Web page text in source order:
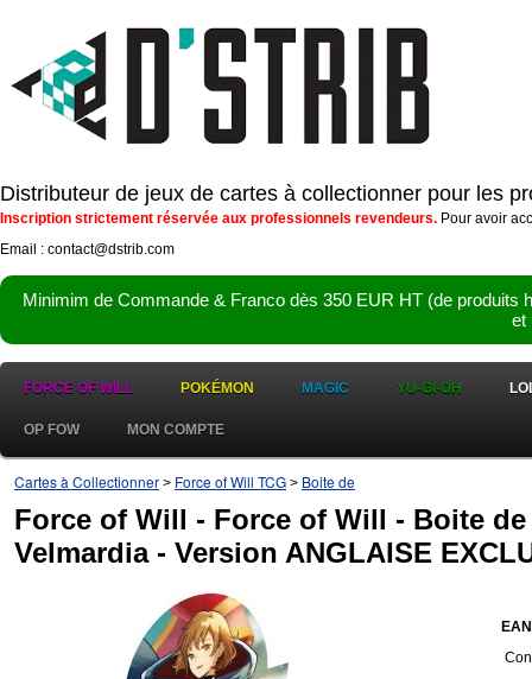
Distributeur de jeux de cartes à collectionner pour les
Inscription strictement réservée aux professionnels revendeurs. Pour avoir
Email : contact@dstrib.com
Minimim de Commande & Franco dès 350 EUR HT (de
et
FORCE OF WILL POKÉMON MAGIC YU-GI-OH
OP FOW MON COMPTE
Cartes à Collectionner > Force of Will TCG > Boite de
Force of Will - Force of Will - Boite
Velmardia - Version ANGLAISE